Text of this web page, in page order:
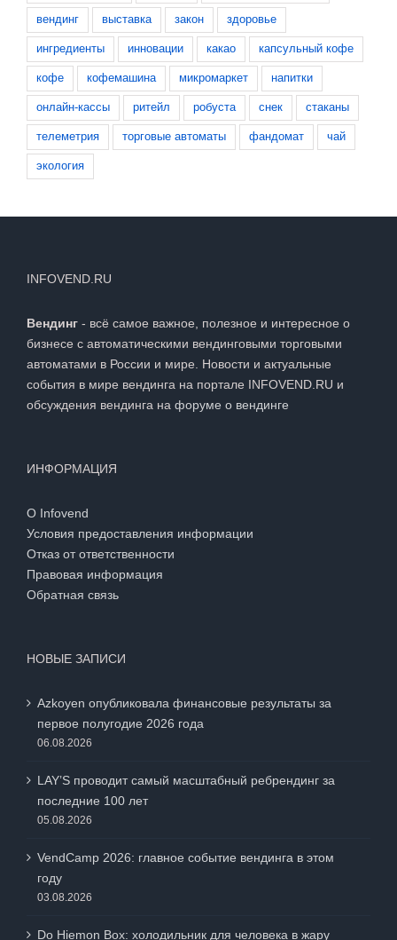
вендинг выставка закон здоровье
ингредиенты инновации какао капсульный кофе
кофе кофемашина микромаркет напитки
онлайн-кассы ритейл робуста снек стаканы
телеметрия торговые автоматы фандомат чай
экология
INFOVEND.RU
Вендинг - всё самое важное, полезное и интересное о
бизнесе с автоматическими вендинговыми торговыми
автоматами в России и мире. Новости и актуальные
события в мире вендинга на портале INFOVEND.RU и
обсуждения вендинга на форуме о вендинге
ИНФОРМАЦИЯ
О Infovend
Условия предоставления информации
Отказ от ответственности
Правовая информация
Обратная связь
НОВЫЕ ЗАПИСИ
Azkoyen опубликовала финансовые результаты за
первое полугодие 2026 года
06.08.2026
LAY’S проводит самый масштабный ребрендинг за
последние 100 лет
05.08.2026
VendCamp 2026: главное событие вендинга в этом
году
03.08.2026
Do Hiemon Box: холодильник для человека в жару